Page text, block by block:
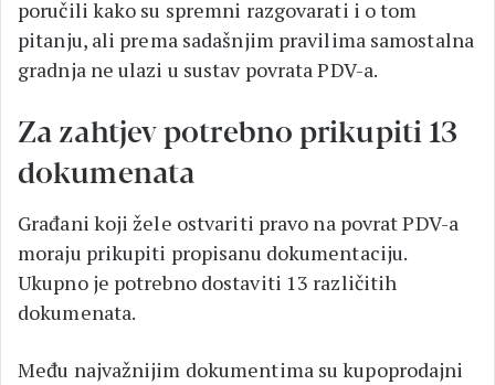
poručili kako su spremni razgovarati i o tom
pitanju, ali prema sadašnjim pravilima samostalna
gradnja ne ulazi u sustav povrata PDV-a.
Za zahtjev potrebno prikupiti 13
dokumenata
Građani koji žele ostvariti pravo na povrat PDV-a
moraju prikupiti propisanu dokumentaciju.
Ukupno je potrebno dostaviti 13 različitih
dokumenata.
Među najvažnijim dokumentima su kupoprodajni